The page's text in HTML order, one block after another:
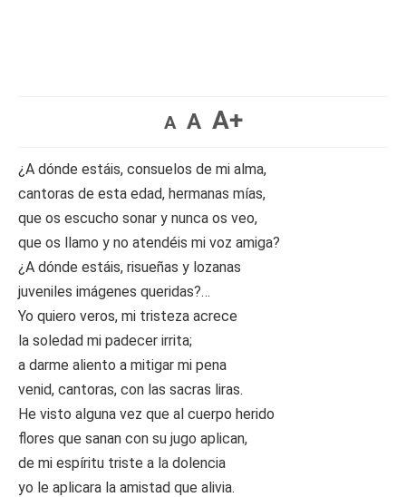
A A A+
¿A dónde estáis, consuelos de mi alma,
cantoras de esta edad, hermanas mías,
que os escucho sonar y nunca os veo,
que os llamo y no atendéis mi voz amiga?
¿A dónde estáis, risueñas y lozanas
juveniles imágenes queridas?…
Yo quiero veros, mi tristeza acrece
la soledad mi padecer irrita;
a darme aliento a mitigar mi pena
venid, cantoras, con las sacras liras.
He visto alguna vez que al cuerpo herido
flores que sanan con su jugo aplican,
de mi espíritu triste a la dolencia
yo le aplicara la amistad que alivia.